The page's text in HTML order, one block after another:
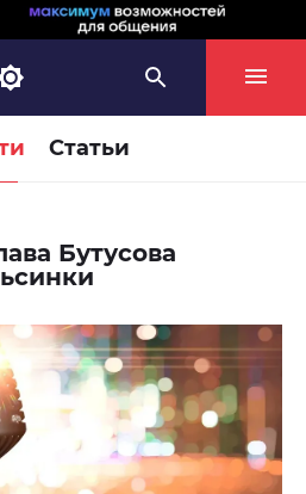
Статьи
Бутусова